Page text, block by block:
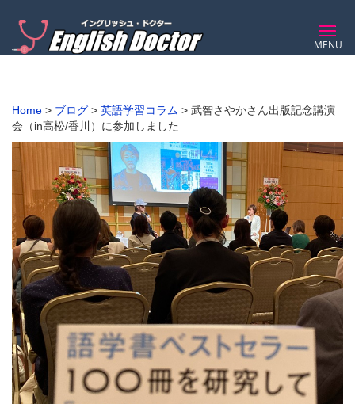
MENU
Home > ブログ > 英語学習コラム > 武智さやかさん出版記念講演
会（in高松/香川）に参加しました